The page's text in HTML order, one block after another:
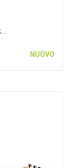
NUOVO